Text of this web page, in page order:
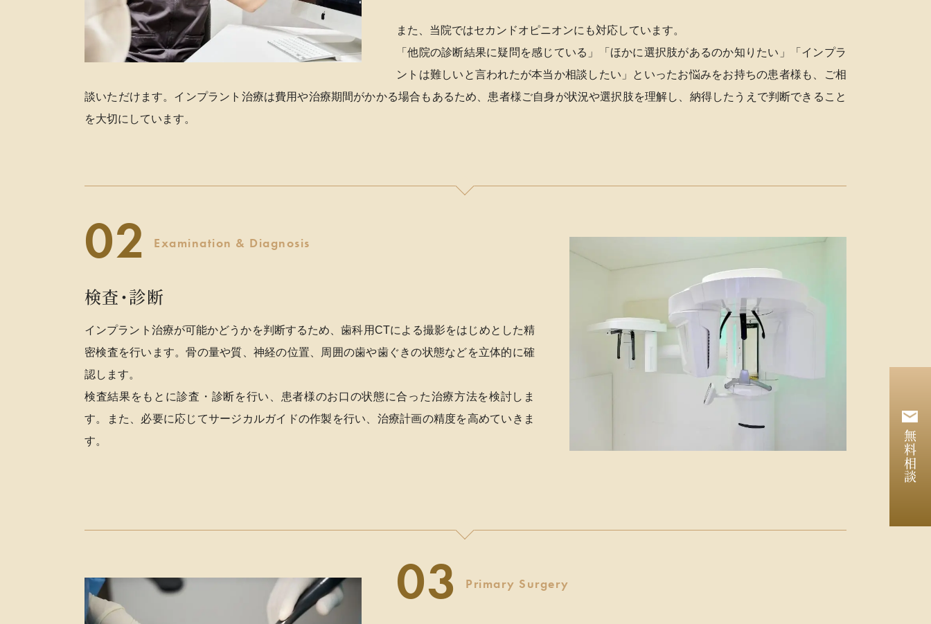
また、当院ではセカンドオピニオンにも対応しています。
「他院の診断結果に疑問を感じている」「ほかに選択肢があるのか知りたい」「インプラ
ントは難しいと言われたが本当か相談したい」といったお悩みをお持ちの患者様も、ご相
談いただけます。インプラント治療は費用や治療期間がかかる場合もあるため、患者様ご自身が状況や選択肢を理解し、納得したうえで判断できること
を大切にしています。
Examination & Diagnosis
検査・診断
インプラント治療が可能かどうかを判断するため、歯科用CTによる撮影をはじめとした精
密検査を行います。骨の量や質、神経の位置、周囲の歯や歯ぐきの状態などを立体的に確
認します。
検査結果をもとに診査・診断を行い、患者様のお口の状態に合った治療方法を検討しま
す。また、必要に応じてサージカルガイドの作製を行い、治療計画の精度を高めていきま
す。
Primary Surgery
無料相談